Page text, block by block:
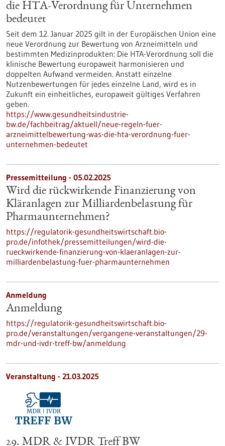
die HTA-Verordnung für Unternehmen
bedeutet
Seit dem 12. Januar 2025 gilt in der Europäischen Union eine
neue Verordnung zur Bewertung von Arzneimitteln und
bestimmten Medizinprodukten: Die HTA-Verordnung soll die
klinische Bewertung europaweit harmonisieren und
doppelten Aufwand vermeiden. Anstatt einzelne
Nutzenbewertungen für jedes einzelne Land, wird es in
Zukunft ein einheitliches, europaweit gültiges Verfahren
geben.
https://www.gesundheitsindustrie-
bw.de/fachbeitrag/aktuell/neue-regeln-fuer-
arzneimittelbewertung-was-die-hta-verordnung-fuer-
unternehmen-bedeutet
Pressemitteilung - 05.02.2025
Wird die rückwirkende Finanzierung von
Kläranlagen zur Milliardenbelastung für
Pharmaunternehmen?
https://regulatorik-gesundheitswirtschaft.bio-
pro.de/infothek/pressemitteilungen/wird-die-
rueckwirkende-finanzierung-von-klaeranlagen-zur-
milliardenbelastung-fuer-pharmaunternehmen
Anmeldung
Anmeldung
https://regulatorik-gesundheitswirtschaft.bio-
pro.de/veranstaltungen/vergangene-veranstaltungen/29-
mdr-und-ivdr-treff-bw/anmeldung
Veranstaltung - 21.03.2025
29. MDR & IVDR Treff BW